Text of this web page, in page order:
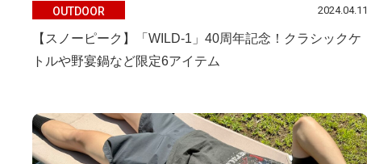
OUTDOOR 2024.04.11
【スノーピーク】「WILD-1」40周年記念！クラシックケ
トルや野宴鍋など限定6アイテム